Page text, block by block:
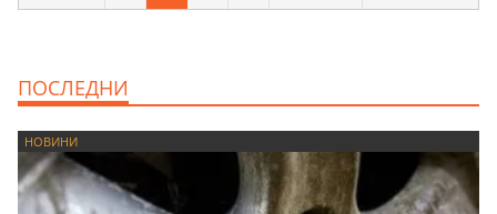
ПОСЛЕДНИ
НОВИНИ